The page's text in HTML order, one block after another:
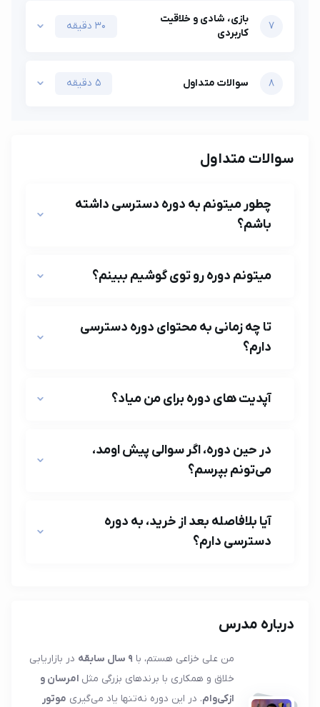
7
بازی، ﺷﺎدی و ﺧﻼﻗﯿﺖ
ﮐﺎرﺑﺮدی
30 دقیقه
8 سوالات متداول 5 دقیقه
سوالات متداول
چطور میتونم به دوره دسترسی داشته
باشم؟
میتونم دوره رو توی گوشیم ببینم؟
تا چه زمانی به محتوای دوره دسترسی
دارم؟
آپدیت‌ های دوره برای من میاد؟
در حین دوره، اگر سوالی پیش اومد،
می‌تونم بپرسم؟
آیا بلافاصله بعد از خرید، به دوره
دسترسی دارم؟
درباره مدرس
من علی خزاعی‌ هستم، با ۹ سال سابقه
در بازاریابی
خلاق و همکاری با برندهای بزرگی مثل امرسان و
ازکی‌وام. در این دوره نه‌تنها یاد می‌گیری موتور